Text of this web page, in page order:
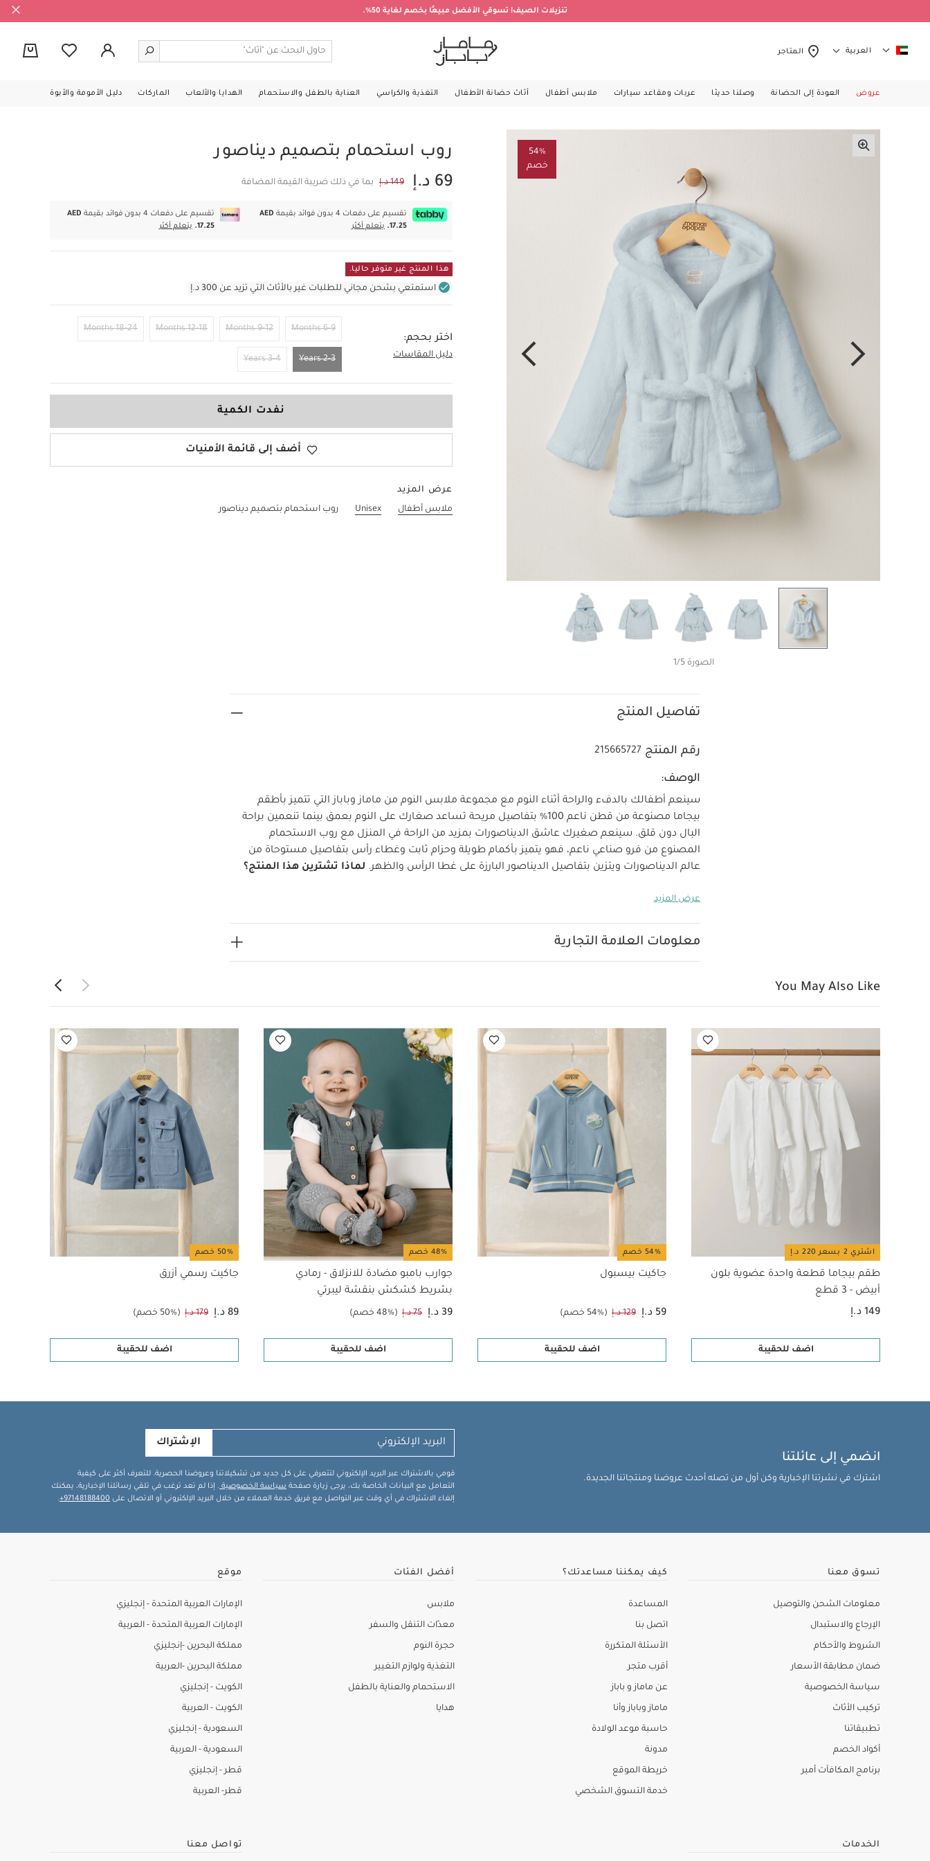
تنزيلات الصيف! تسوقي الأفضل مبيعًا بخصم لغاية 50%.
العربية المتاجر
عروض العودة إلى الحضانة وصلنا حديثا عربات ومقاعد سيارات ملابس أطفال أثاث حضانة الأطفال التغذية والكراسي العناية بالطفل والاستحمام الهدايا والألعاب الماركات دليل الأمومة والأبوة
54%
خصم
الصورة 1/5
روب استحمام بتصميم ديناصور
69 د.إ
149 د.إ بما في ذلك ضريبة القيمة المضافة
تقسيم على دفعات 4 بدون فوائد بقيمة
AED
17.25.
يتعلم أكثر
تقسيم على دفعات 4 بدون فوائد بقيمة
AED
17.25.
يتعلم أكثر
هذا المنتج غير متوفر حاليا.
استمتعي بشحن مجاني للطلبات غير بالأثاث التي تزيد عن 300 د.إ
اختر بحجم:
دليل المقاسات
6-9 Months
9-12 Months
12-18 Months
18-24 Months
2-3 Years
3-4 Years 2-3 Years
نفدت الكمية
أضف إلى قائمة الأمنيات
عرض المزيد
ملابس أطفال
Unisex روب استحمام بتصميم ديناصور
تفاصيل المنتج
رقم المنتج 215665727
الوصف:
سينعم أطفالك بالدفء والراحة أثناء النوم مع مجموعة ملابس النوم من ماماز وباباز التي تتميز بأطقم
بيجاما مصنوعة من قطن ناعم 100% بتفاصيل مريحة تساعد صغارك على النوم بعمق بينما تنعمين براحة
البال دون قلق. سينعم صغيرك عاشق الديناصورات بمزيد من الراحة في المنزل مع روب الاستحمام
المصنوع من فرو صناعي ناعم، فهو يتميز بأكمام طويلة وحزام ثابت وغطاء رأس بتفاصيل مستوحاة من
عالم الديناصورات ويتزين بتفاصيل الديناصور البارزة على غطا الرأس والظهر. لماذا تشترين هذا المنتج؟
قد يعجبك أيضاً:
عرض المزيد
معلومات العلامة التجارية
You May Also Like
اشتري 2 بسعر 220 د.إ
طقم بيجاما قطعة واحدة عضوية بلون
أبيض - 3 قطع
149 د.إ
اضف للحقيبة
54% خصم
جاكيت بيسبول
59 د.إ 129 د.إ (54% خصم)
اضف للحقيبة
48% خصم
جوارب بامبو مضادة للانزلاق - رمادي
بشريط كشكش بنقشة ليبرتي
39 د.إ
75 د.إ (48% خصم)
اضف للحقيبة
50% خصم
جاكيت رسمي أزرق
89 د.إ 179 د.إ (50% خصم)
اضف للحقيبة
انضمي إلى عائلتنا
اشترك في نشرتنا الإخبارية وكن أول من تصله أحدث عروضنا ومنتجاتنا الجديدة.
الإشتراك
قومي بالاشتراك عبر البريد الإلكتروني لتتعرفي على كل جديد من تشكيلاتنا وعروضنا الحصرية. للتعرف أكثر على كيفية
التعامل مع البيانات الخاصة بك، يرجى زيارة صفحة سياسة الخصوصية . إذا لم تعد ترغب في تلقي رسائلنا الإخبارية، يمكنك
إلغاء الاشتراك في أي وقت عبر التواصل مع فريق خدمة العملاء من خلال البريد الإلكتروني أو الاتصال على 97148188400+
.
تسوق معنا
معلومات الشحن والتوصيل
الإرجاع والاستبدال
الشروط والأحكام
ضمان مطابقة الأسعار
سياسة الخصوصية
تركيب الأثاث
تطبيقاتنا
أكواد الخصم
برنامج المكافآت أمبر
كيف يمكننا مساعدتك؟
المساعدة
اتصل بنا
الأسئلة المتكررة
أقرب متجر
عن ماماز و باباز
ماماز وباباز وأنا
حاسبة موعد الولادة
مدونة
خريطة الموقع
خدمة التسوق الشخصي
أفضل الفئات
ملابس
معدّات التنقل والسفر
حجرة النوم
التغذية ولوازم التغيير
الاستحمام والعناية بالطفل
هدايا
موقع
الإمارات العربية المتحدة - إنجليزي
الإمارات العربية المتحدة - العربية
مملكة البحرين -إنجليزي
مملكة البحرين -العربية
الكويت - إنجليزي
الكويت - العربية
السعودية - إنجليزي
السعودية - العربية
قطر - إنجليزي
قطر- العربية
الخدمات تواصل معنا